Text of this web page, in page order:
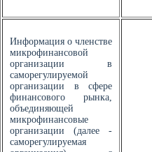
Информация о членстве
микрофинансовой
организации в
саморегулируемой
организации в сфере
финансового рынка,
объединяющей
микрофинансовые
организации (далее -
саморегулируемая